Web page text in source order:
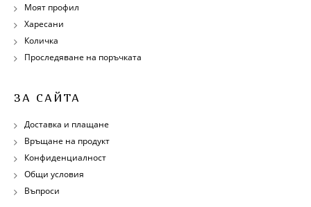
Моят профил
Харесани
Количка
Проследяване на поръчката
ЗА САЙТА
Доставка и плащане
Връщане на продукт
Конфиденциалност
Общи условия
Въпроси